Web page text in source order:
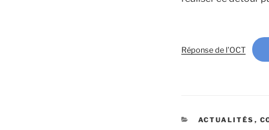
Réponse de l’OCT
CATÉGORIES
ACTUALITÉS ,